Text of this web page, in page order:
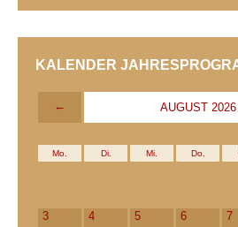
KALENDER
← AUGUST 2026
Mo. Di. Mi. Do.
3 4 5 6 7